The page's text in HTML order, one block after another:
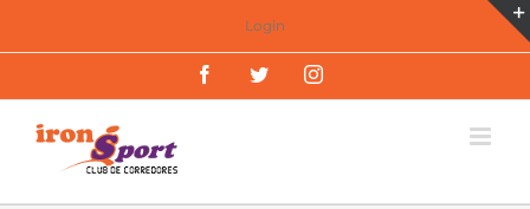
al
Login
FacebookTwitterInstagram